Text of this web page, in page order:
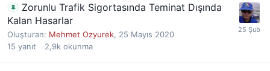
Zorunlu Trafik Sigortasında Teminat Dışında
Kalan Hasarlar
Oluşturan: Mehmet Ozyurek, 25 Mayıs 2020
15 yanıt 2,9k okunma